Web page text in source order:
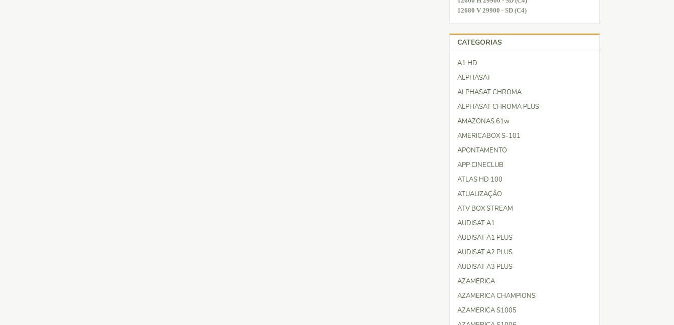
12680 V 29900 - SD (C4)
CATEGORIAS
A1 HD
ALPHASAT
ALPHASAT CHROMA
ALPHASAT CHROMA PLUS
AMAZONAS 61w
AMERICABOX S-101
APONTAMENTO
APP CINECLUB
ATLAS HD 100
ATUALIZAÇÃO
ATV BOX STREAM
AUDISAT A1
AUDISAT A1 PLUS
AUDISAT A2 PLUS
AUDISAT A3 PLUS
AZAMERICA
AZAMERICA CHAMPIONS
AZAMERICA S1005